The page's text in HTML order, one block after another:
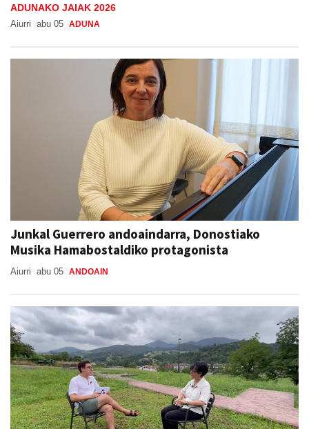
ADUNAKO JAIAK 2026
Aiurri abu 05 ADUNA
Junkal Guerrero andoaindarra, Donostiako
Musika Hamabostaldiko protagonista
Aiurri abu 05 ANDOAIN